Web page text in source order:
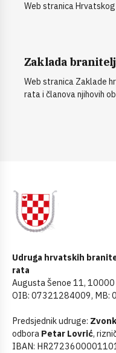
Web stranica
Zaklada
Web stranica Zaklade
rata i članova njihovih
Udruga hrvatskih
rata
Augusta Šenoe 11,
OIB: 07321284009, MB:
Predsjednik udruge:
odbora Petar Lovrić,
IBAN: